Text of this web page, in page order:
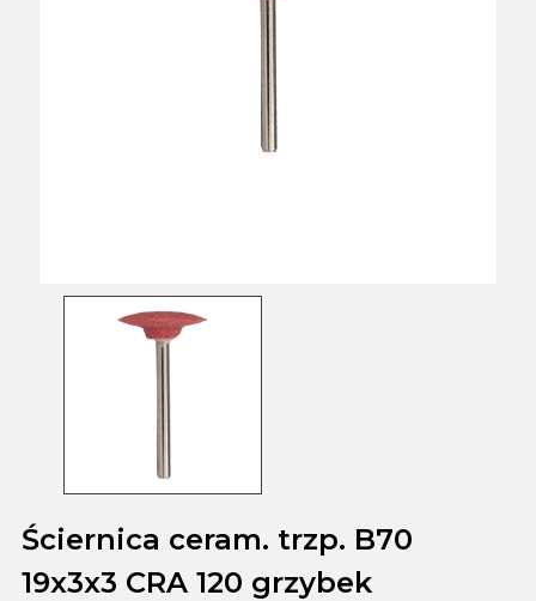
Ściernica ceram. trzp. B70
19x3x3 CRA 120 grzybek